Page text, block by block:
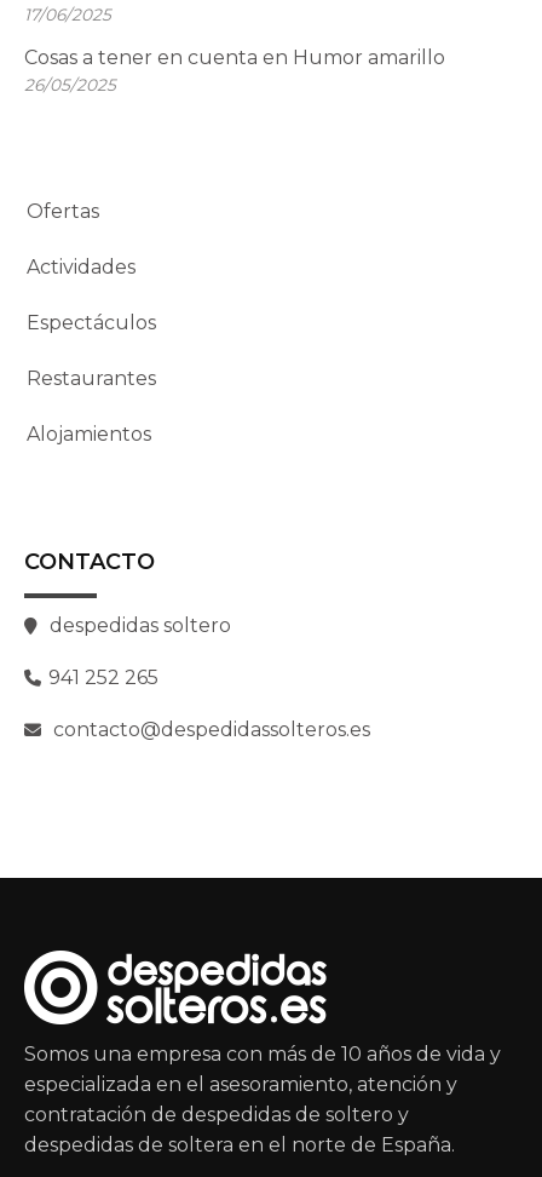
17/06/2025
Cosas a tener en cuenta en Humor amarillo
26/05/2025
Ofertas
Actividades
Espectáculos
Restaurantes
Alojamientos
CONTACTO
despedidas soltero
941 252 265
contacto@despedidassolteros.es
Somos una empresa con más de 10 años de vida y
especializada en el asesoramiento, atención y
contratación de despedidas de soltero y
despedidas de soltera en el norte de España.